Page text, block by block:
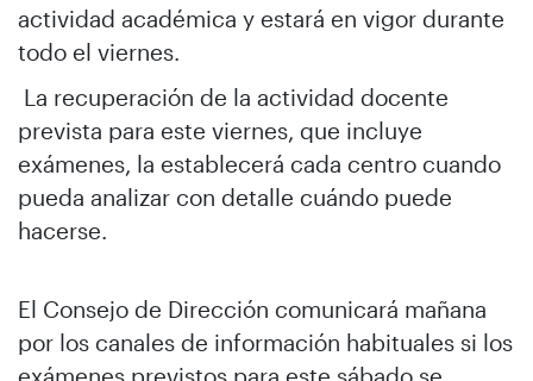
actividad académica y estará en vigor durante
todo el viernes.
La recuperación de la actividad docente
prevista para este viernes, que incluye
exámenes, la establecerá cada centro cuando
pueda analizar con detalle cuándo puede
hacerse.
El Consejo de Dirección comunicará mañana
por los canales de información habituales si los